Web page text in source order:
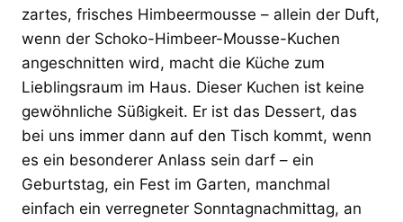
zartes, frisches Himbeermousse – allein der Duft,
wenn der Schoko-Himbeer-Mousse-Kuchen
angeschnitten wird, macht die Küche zum
Lieblingsraum im Haus. Dieser Kuchen ist keine
gewöhnliche Süßigkeit. Er ist das Dessert, das
bei uns immer dann auf den Tisch kommt, wenn
es ein besonderer Anlass sein darf – ein
Geburtstag, ein Fest im Garten, manchmal
einfach ein verregneter Sonntagnachmittag, an